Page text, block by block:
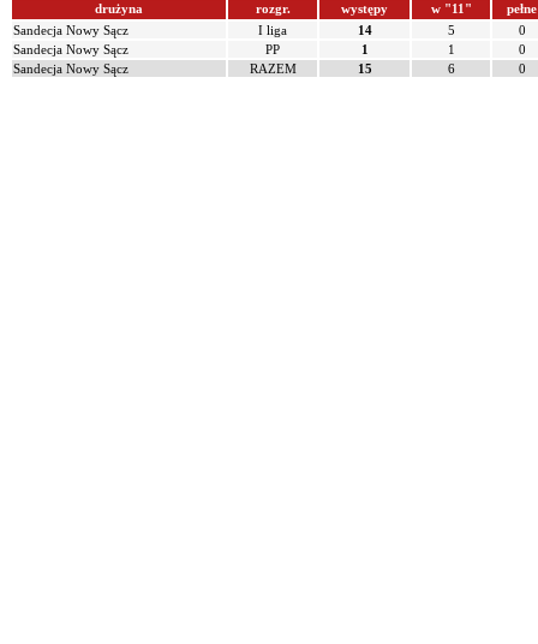
drużyna rozgr. występy w "11"
pełne
Sandecja Nowy Sącz
I liga 14 5
0
Sandecja Nowy Sącz
PP 1 1
0
Sandecja Nowy Sącz
RAZEM 15 6 0